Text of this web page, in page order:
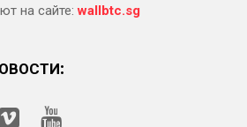
на сайте:wallbtc.sg